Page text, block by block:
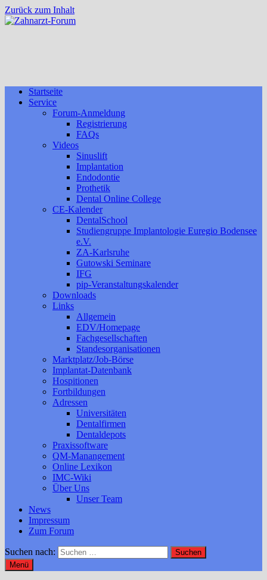
Zurück zum Inhalt
Startseite
Service
Forum-Anmeldung
Registrierung
FAQs
Videos
Sinuslift
Implantation
Endodontie
Prothetik
Dental Online College
CE-Kalender
DentalSchool
Studiengruppe Implantologie Euregio Bodensee
e.V.
ZA-Karlsruhe
Gutowski Seminare
IFG
pip-Veranstaltungskalender
Downloads
Links
Allgemein
EDV/Homepage
Fachgesellschaften
Standesorganisationen
Marktplatz/Job-Börse
Implantat-Datenbank
Hospitionen
Fortbildungen
Adressen
Universitäten
Dentalfirmen
Dentaldepots
Praxissoftware
QM-Manangement
Online Lexikon
IMC-Wiki
Über Uns
Unser Team
News
Impressum
Zum Forum
Suchen nach:
Menü